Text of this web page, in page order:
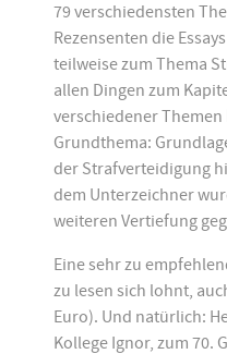
79 verschiedensten
Rezensenten die
teilweise zum Thema
allen Dingen zum
verschiedener
Grundthema:
der Strafverteidigung
dem Unterzeichner
weiteren Vertiefung
Eine sehr zu
zu lesen sich lohnt,
Euro). Und natürlich:
Kollege Ignor, zum 70.